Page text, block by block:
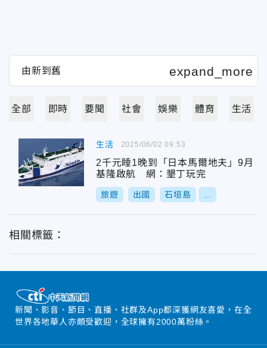
全部 即時 要聞 社會 娛樂 體育 生活
生活
2千元睡1晚到「日本馬爾地夫」9月
基隆啟航 網：墾丁玩完
旅遊 出國 石垣島
2025/06/02 09:53
相關標籤：
新聞、影音、節目、直播、社群及App都深獲網友喜愛，在全
世界各地華人亦頗受歡迎，全球擁有2000萬粉絲。